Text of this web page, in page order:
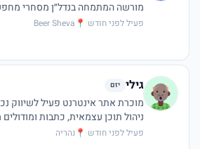
מורשה המתמחה בנדל״ן מסחרי
להיות שותף לדרך ולתת עצה טובה
פעיל לפני חודש·
📍
Beer Sheva
גילי יזם
מוכרת אתר אינטרנט פעיל לשיווק
ניהול תוכן עצמאית, כתבות
פעיל לפני חודש·
📍 נהריה